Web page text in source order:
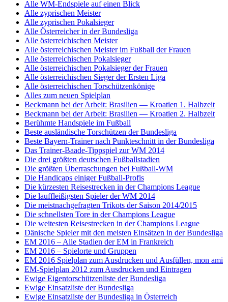
Alle WM-Endspiele auf einen Blick
Alle zyprischen Meister
Alle zyprischen Pokalsieger
Alle Österreicher in der Bundesliga
Alle österreichischen Meister
Alle österreichischen Meister im Fußball der Frauen
Alle österreichischen Pokalsieger
Alle österreichischen Pokalsieger der Frauen
Alle österreichischen Sieger der Ersten Liga
Alle österreichischen Torschützenkönige
Alles zum neuen Spielplan
Beckmann bei der Arbeit: Brasilien — Kroatien 1. Halbzeit
Beckmann bei der Arbeit: Brasilien — Kroatien 2. Halbzeit
Berühmte Handspiele im Fußball
Beste ausländische Torschützen der Bundesliga
Beste Bayern-Trainer nach Punkteschnitt in der Bundesliga
Das Trainer-Baade-Tippspiel zur WM 2014
Die drei größten deutschen Fußballstadien
Die größten Überraschungen bei Fußball-WM
Die Handicaps einiger Fußball-Profis
Die kürzesten Reisestrecken in der Champions League
Die lauffleißigsten Spieler der WM 2014
Die meistnachgefragten Trikots der Saison 2014/2015
Die schnellsten Tore in der Champions League
Die weitesten Reisestrecken in der Champions League
Dänische Spieler mit den meisten Einsätzen in der Bundesliga
EM 2016 – Alle Stadien der EM in Frankreich
EM 2016 – Spielorte und Gruppen
EM 2016 Spielplan zum Ausdrucken und Ausfüllen, mon ami
EM-Spielplan 2012 zum Ausdrucken und Eintragen
Ewige Eigentorschützenliste der Bundesliga
Ewige Einsatzliste der Bundesliga
Ewige Einsatzliste der Bundesliga in Österreich